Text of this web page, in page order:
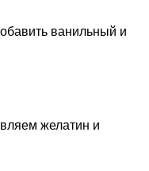
ванильный и
желатин и